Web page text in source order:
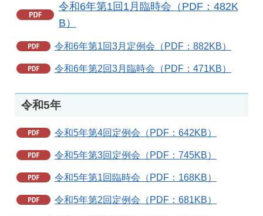
令和6年第1回1月臨時会（PDF：482K
B）
令和6年第1回3月定例会（PDF：882KB）
令和6年第2回3月臨時会（PDF：471KB）
令和5年
令和5年第4回定例会（PDF：642KB）
令和5年第3回定例会（PDF：745KB）
令和5年第1回臨時会（PDF：168KB）
令和5年第2回定例会（PDF：681KB）